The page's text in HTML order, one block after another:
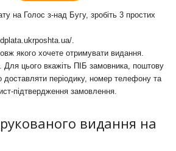
на Голос з-над Бугу, зробіть 3 простих
якого хочете отримувати видання.
цього вкажіть ПІБ замовника, поштову
доставляти періодику, номер телефону та
підтвердження замовлення.
видання на